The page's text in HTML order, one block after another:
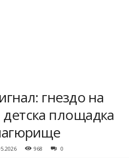
гнездо на
площадка
968 0